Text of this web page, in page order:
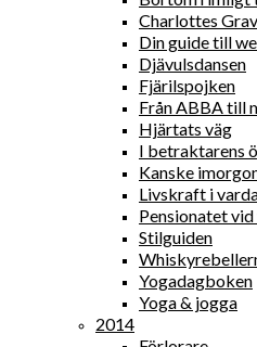
Charlottes
Din guide till
Djävulsdansen
Fjärilspojken
Från ABBA till
Hjärtats väg
I betraktarens
Kanske
Livskraft i
Pensionatet
Stilguiden
Yogadagboken
Yoga & jogga
2014